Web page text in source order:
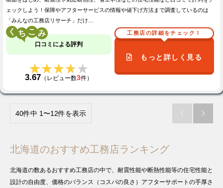
ェックしよう！保障やアフターサービスの情報や値下げ方法まで調査しているのは
「みんなの工務店リサーチ」だけ…
く こ
口コミによる評判
★★★★★
★★★★★
3.67 （レビュー数3件）
工務店の詳細をチェック！
もっと詳しく見る
40件中 1〜12件を表示  
北海道のおすすめ工務店ランキング
北海道の数あるおすすめ工務店の中で、耐震性能や断熱性能等の住宅性能と
設計の自由度、価格のバランス（コスパの良さ）アフターサポートの手厚さ